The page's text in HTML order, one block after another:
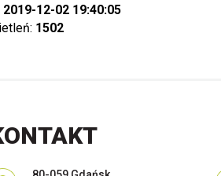
2019-12-02 19:40:05
1502